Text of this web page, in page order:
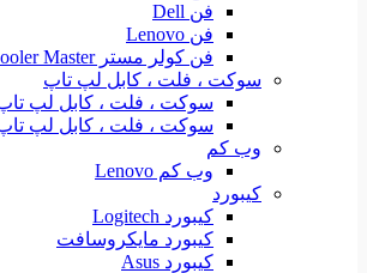
فن Dell
فن Lenovo
فن کولر مستر Cooler Master
سوکت ، فلت ، کابل لپ تاپ
سوکت ، فلت ، کابل لپ تاپ Dell
سوکت ، فلت ، کابل لپ تاپ Lenovo
وب کم
وب کم Lenovo
کیبورد
کیبورد Logitech
کیبورد مایکروسافت
کیبورد Asus